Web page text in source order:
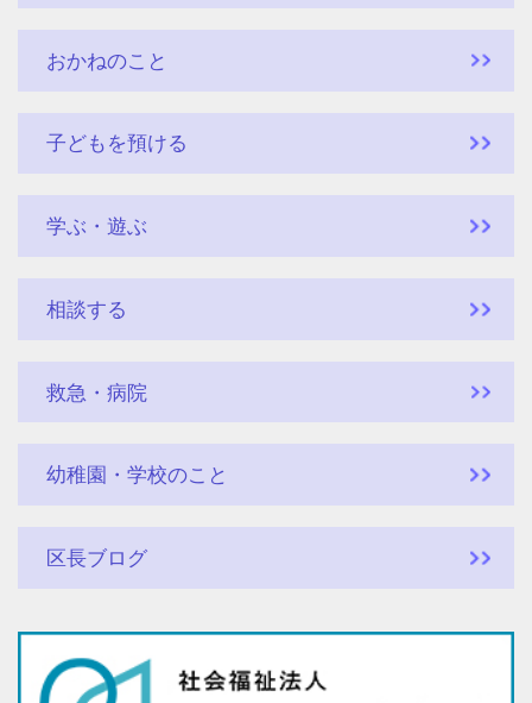
おかねのこと
子どもを預ける
学ぶ・遊ぶ
相談する
救急・病院
幼稚園・学校のこと
区長ブログ